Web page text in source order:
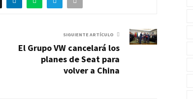
SIGUIENTE ARTÍCULO
El Grupo VW cancelará los
planes de Seat para
volver a China